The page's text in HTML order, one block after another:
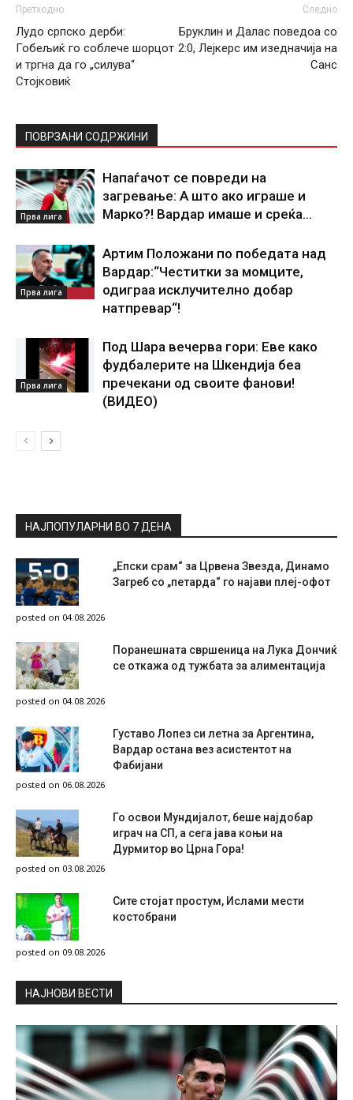
Претходно
Лудо српско дерби:
Гобељиќ го соблече шорцот
и тргна да го „силува“
Стојковиќ
Следно
Бруклин и Далас поведоа со
2:0, Лејкерс им изедначија на
Санс
ПОВРЗАНИ СОДРЖИНИ
Прва лига
Напаѓачот се повреди на
загревање: А што ако играше и
Марко?! Вардар имаше и среќа…
Прва лига
Артим Положани по победата над
Вардар:“Честитки за момците,
одиграа исклучително добар
натпревар“!
Прва лига
Под Шара вечерва гори: Еве како
фудбалерите на Шкендија беа
пречекани од своите фанови!
(ВИДЕО)
НАЈПОПУЛАРНИ ВО 7 ДЕНА
„Епски срам“ за Црвена Звезда, Динамо
Загреб со „петарда“ го најави плеј-офот
posted on 04.08.2026
Поранешната свршеница на Лука Дончиќ
се откажа од тужбата за алиментација
posted on 04.08.2026
Густаво Лопез си летна за Аргентина,
Вардар остана вез асистентот на
Фабијани
posted on 06.08.2026
Го освои Мундијалот, беше најдобар
играч на СП, а сега јава коњи на
Дурмитор во Црна Гора!
posted on 03.08.2026
Сите стојат простум, Ислами мести
костобрани
posted on 09.08.2026
НAЈНОВИ ВЕСТИ